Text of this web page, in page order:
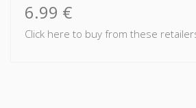
6.99 €
Click here to buy from these